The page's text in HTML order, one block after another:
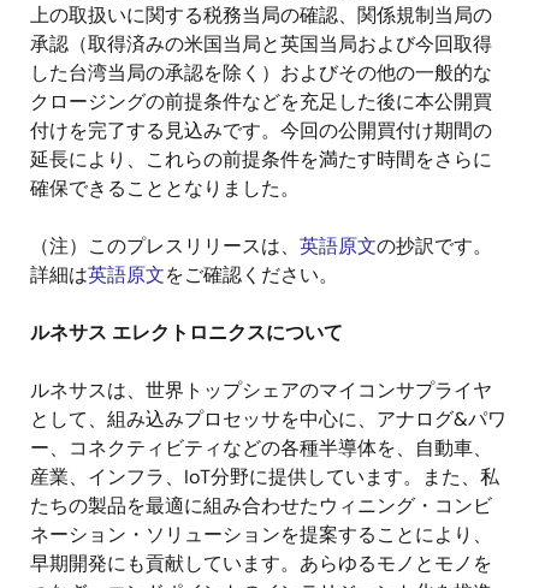
上の取扱いに関する税務当局の確認、関係規制当局の
承認（取得済みの米国当局と英国当局および今回取得
した台湾当局の承認を除く）およびその他の一般的な
クロージングの前提条件などを充足した後に本公開買
付けを完了する見込みです。今回の公開買付け期間の
延長により、これらの前提条件を満たす時間をさらに
確保できることとなりました。
（注）このプレスリリースは、 英語原文の抄訳です。
詳細は英語原文をご確認ください。
ルネサス エレクトロニクスについて
ルネサスは、世界トップシェアのマイコンサプライヤ
として、組み込みプロセッサを中心に、アナログ&パワ
ー、コネクティビティなどの各種半導体を、自動車、
産業、インフラ、 IoT分野に提供しています。また、私
たちの製品を最適に組み合わせたウィニング・コンビ
ネーション・ソリューションを提案することにより、
早期開発にも貢献しています。あらゆるモノとモノを